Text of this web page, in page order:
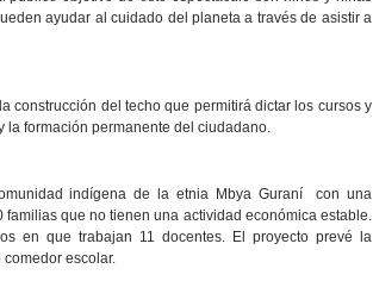
ayudar al cuidado del planeta a través de asistir a
construcción del techo que permitirá dictar los cursos y
la formación permanente del ciudadano.
indígena de la etnia Mbya Guraní con una
que no tienen una actividad económica estable.
en que trabajan 11 docentes. El proyecto prevé la
escolar.